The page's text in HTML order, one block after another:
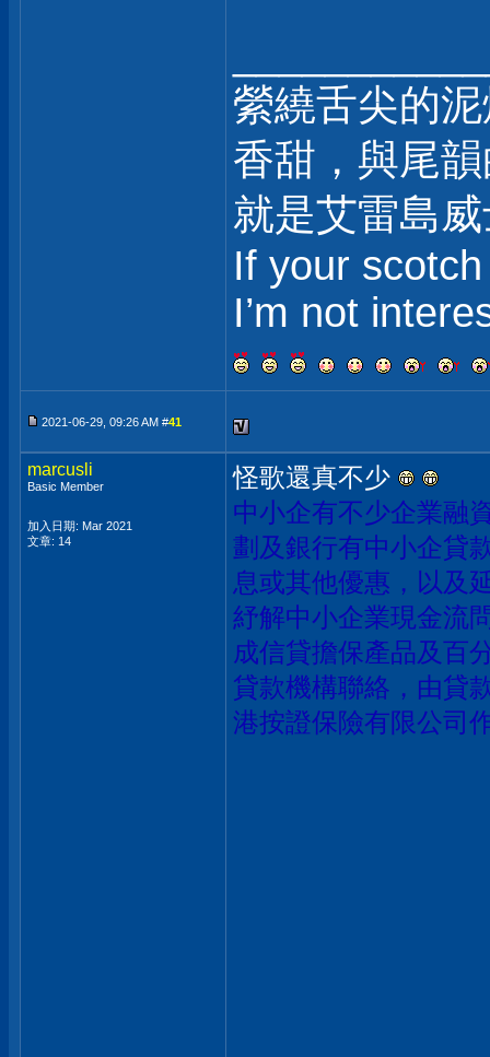
縈繞舌尖的
香甜，與尾
就是艾雷島
If your
I’m not
2021-06-29, 09:26 AM #41
marcusli
Basic Member
加入日期: Mar 2021
文章: 14
怪歌還真不少
中小企有不少企業融
劃 及銀行有中小企貸
息或其他優惠，以及
紓解中小企業現金流
成信貸擔保產品及百
貸款機構聯絡，由貸
港按證保險有限公司